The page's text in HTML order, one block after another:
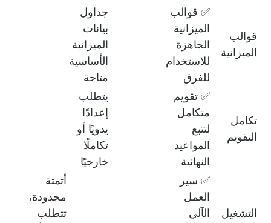
قوالب
الميزانية
✅ قوالب
الميزانية
الجاهزة
للاستخدام
للفرق
جداول
بيانات
الميزانية
الأساسية
متاحة
تكامل
التقويم
✅ تقويم
متكامل
لتتبع
المواعيد
النهائية
يتطلب
إعدادًا
يدويًا أو
تكاملًا
خارجيًا
التشغيل
✅ سير
العمل
الآلي
أتمتة
محدودة،
تتطلب